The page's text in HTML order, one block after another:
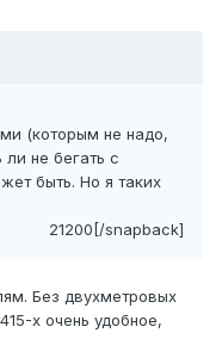
(которым не надо,
не бегать с
быть. Но я таких
21200[/snapback]
Без двухметровых
х очень удобное,